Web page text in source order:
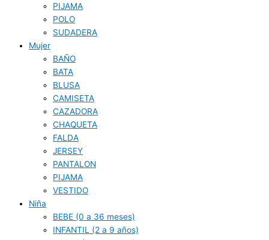
PIJAMA
POLO
SUDADERA
Mujer
BAÑO
BATA
BLUSA
CAMISETA
CAZADORA
CHAQUETA
FALDA
JERSEY
PANTALON
PIJAMA
VESTIDO
Niña
BEBE (0 a 36 meses)
INFANTIL (2 a 9 años)